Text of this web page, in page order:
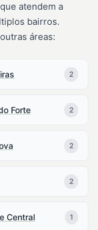
atendem a
bairros.
áreas:
2
Forte 2
2
2
Central 1